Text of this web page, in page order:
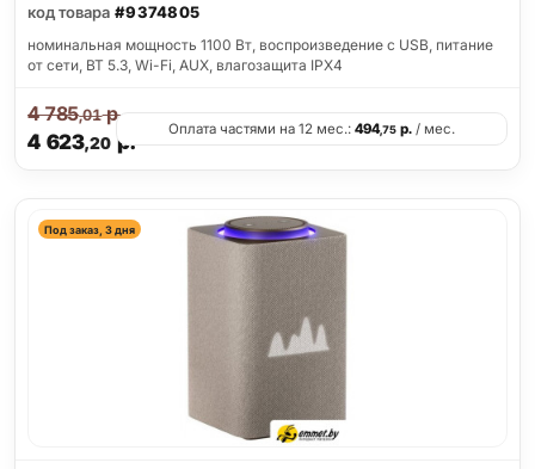
код товара #9374805
номинальная мощность 1100 Вт, воспроизведение с USB, питание
от сети, BT 5.3, Wi-Fi, AUX, влагозащита IPX4
4 623,20 р.
4 785,01р.
Оплата частями на 12 мес.: 494,75р./ мес.
Под заказ, 3 дня